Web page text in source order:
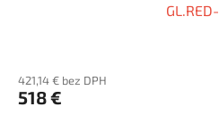
421,14 € bez DPH
518 €